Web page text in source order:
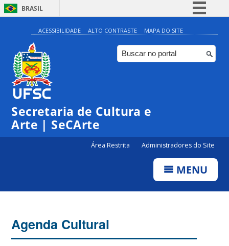
BRASIL
Simplifique!
Comunica BR
Participe
ACESSIBILIDADE ALTO CONTRASTE MAPA DO SITE
Secretaria de Cultura e
Arte | SeCArte
Área Restrita Administradores do Site
MENU
Agenda Cultural